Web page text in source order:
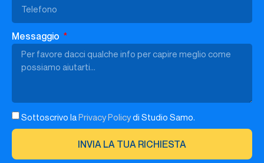
Messaggio
Sottoscrivo la Privacy Policydi Studio Samo.
INVIA LA TUA RICHIESTA